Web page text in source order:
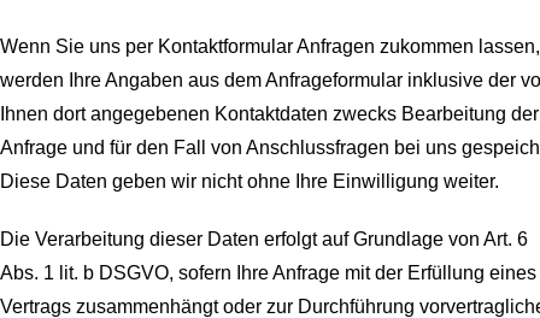
Wenn Sie uns per Kontaktformular Anfragen zukommen lassen,
werden Ihre Angaben aus dem Anfrageformular inklusive der
Ihnen dort angegebenen Kontaktdaten zwecks Bearbeitung der
Anfrage und für den Fall von Anschlussfragen bei uns
Diese Daten geben wir nicht ohne Ihre Einwilligung weiter.
Die Verarbeitung dieser Daten erfolgt auf Grundlage von Art. 6
Abs. 1 lit. b DSGVO, sofern Ihre Anfrage mit der Erfüllung eines
Vertrags zusammenhängt oder zur Durchführung